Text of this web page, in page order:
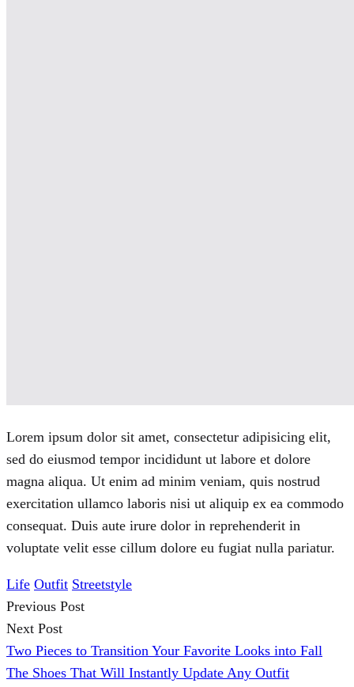
Lorem ipsum dolor sit amet, consectetur adipisicing elit,
sed do eiusmod tempor incididunt ut labore et dolore
magna aliqua. Ut enim ad minim veniam, quis nostrud
exercitation ullamco laboris nisi ut aliquip ex ea commodo
consequat. Duis aute irure dolor in reprehenderit in
voluptate velit esse cillum dolore eu fugiat nulla pariatur.
Life Outfit Streetstyle
Post
navigation
Previous Post
Next Post
Two Pieces to Transition Your Favorite Looks into Fall
The Shoes That Will Instantly Update Any Outfit